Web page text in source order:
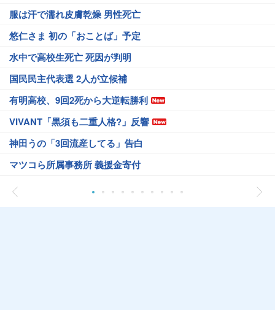
服は汗で濡れ皮膚乾燥 男性死亡
悠仁さま 初の「おことば」予定
水中で高校生死亡 死因が判明
国民民主代表選 2人が立候補
有明高校、9回2死から大逆転勝利
VIVANT「黒須も二重人格?」反響
神田うの「3回流産してる」告白
マツコら所属事務所 義援金寄付